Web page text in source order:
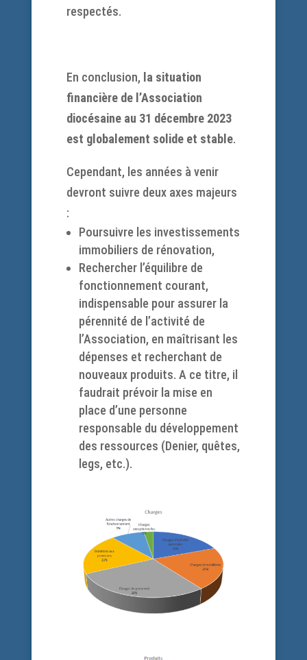
respectés.
En conclusion, la situation
financière de l’Association
diocésaine au 31 décembre 2023
est globalement solide et stable.
Cependant, les années à venir
devront suivre deux axes majeurs
:
Poursuivre les investissements
immobiliers de rénovation,
Rechercher l’équilibre de
fonctionnement courant,
indispensable pour assurer la
pérennité de l’activité de
l’Association, en maîtrisant les
dépenses et recherchant de
nouveaux produits. A ce titre, il
faudrait prévoir la mise en
place d’une personne
responsable du développement
des ressources (Denier, quêtes,
legs, etc.).